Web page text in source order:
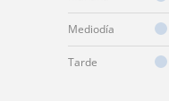
Mediodía
Tarde